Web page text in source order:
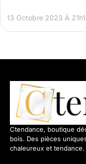
13 Octobre 2023 À
Ctendance, boutique
bois. Des pièces
chaleureux et tendance.